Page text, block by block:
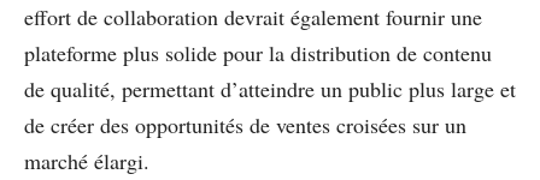
effort de collaboration devrait également fournir une
plateforme plus solide pour la distribution de contenu
de qualité, permettant d’atteindre un public plus large et
de créer des opportunités de ventes croisées sur un
marché élargi.